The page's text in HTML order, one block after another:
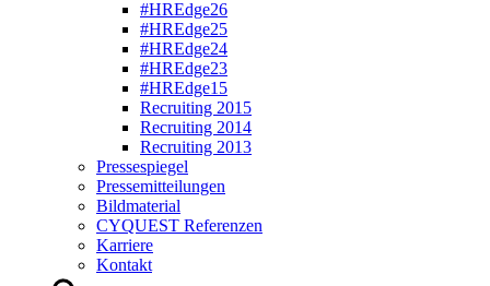
#HREdge26
#HREdge25
#HREdge24
#HREdge23
#HREdge15
Recruiting 2015
Recruiting 2014
Recruiting 2013
Pressespiegel
Pressemitteilungen
Bildmaterial
CYQUEST Referenzen
Karriere
Kontakt